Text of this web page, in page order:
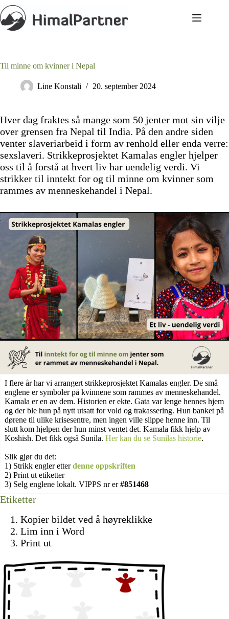
Hopp
til
innholdet
Til minne om kvinner i Nepal
Line Konstali 20. september 2024
Hver dag fraktes så mange som 50 jenter mot sin vilje
over grensen fra Nepal til India. På den andre siden
venter slaveriarbeid i form av renhold eller enda verre:
sexslaveri. Strikkeprosjektet Kamalas engler hjelper
oss til å forstå at hvert liv har uendelig verdi. Vi
strikker til inntekt for og til minne om kvinner som
rammes av menneskehandel i Nepal.
I flere år har vi arrangert strikkeprosjektet Kamalas engler. De små
englene er symboler på kvinnene som rammes av menneskehandel.
Kamala er en av dem. Historien er ekte. Gata var lenge hennes hjem
og der ble hun på nytt utsatt for vold og trakassering. Hun banket på
dørene til ulike krisesentre, men ingen ville slippe henne inn. Til
slutt kom hjelpen der hun minst ventet det. Kamala fikk hjelp av
Koshish. Det fikk også Sunila. Her kan du se Sunilas historie.
Slik gjør du det:
1) Strikk engler etterdenne oppskriften
2) Print ut etiketter
3) Selg englene lokalt. VIPPS nr er#851468
Etiketter
Kopier bildet ved å høyreklikke
Lim inn i Word
Print ut